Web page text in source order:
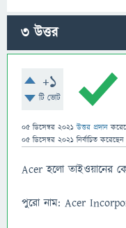
3উত্তর
+1
টি ভোট
05 ডিসেম্বর 2021 উত্তর প্রদান
05 ডিসেম্বর 2021 নির্বাচিত করেছেন
Acer হলো তাইওয়ানের
পুরো নাম: Acer